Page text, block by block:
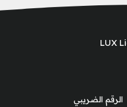
الرقم الضريبي